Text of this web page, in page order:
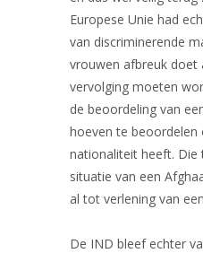
Europese Unie had
van discriminerende
vrouwen afbreuk doet
vervolging moeten
de beoordeling van
hoeven te
nationaliteit heeft. Die
situatie van een
al tot verlening van
De IND bleef echter